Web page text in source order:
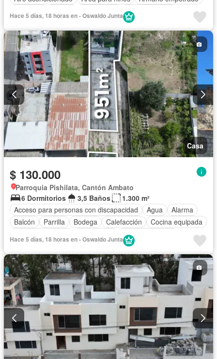
Cocina integral
Cuarto de servicio
Estacionamiento
Gas natural
Garita de guardianía
Internet
Jacuzzi Jardín Patio Conserje
Seguridad
Terraza
Vista panorámica Wifi Sin amoblar
Hace 5 días, 18 horas en - Oswaldo Junta
Casa
$ 130.000
Parroquia Pishilata, Cantón Ambato
6 Dormitorios
3,5 Baños
1.300 m²
Acceso para personas con discapacidad
Agua
Alarma
Balcón
Parrilla Bodega Calefacción
Cocina equipada
Estacionamiento
Internet
Patio
Seguridad Terraza Vista panorámica
Wifi
Sin amoblar
Hace 5 días, 18 horas en - Oswaldo Junta